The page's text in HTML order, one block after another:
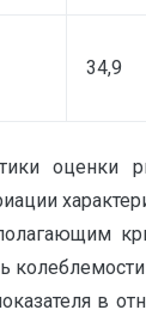
34,9
в